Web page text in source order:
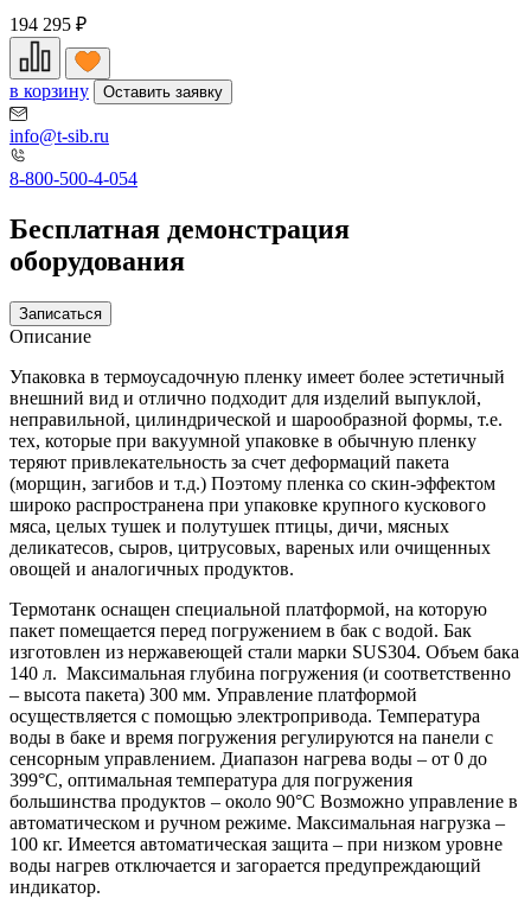
194 295 ₽
в корзину Оставить заявку
info@t-sib.ru
8-800-500-4-054
Бесплатная демонстрация
оборудования
Записаться
Описание
Упаковка в термоусадочную пленку имеет более эстетичный
внешний вид и отлично подходит для изделий выпуклой,
неправильной, цилиндрической и шарообразной формы, т.е.
тех, которые при вакуумной упаковке в обычную пленку
теряют привлекательность за счет деформаций пакета
(морщин, загибов и т.д.) Поэтому пленка со скин-эффектом
широко распространена при упаковке крупного кускового
мяса, целых тушек и полутушек птицы, дичи, мясных
деликатесов, сыров, цитрусовых, вареных или очищенных
овощей и аналогичных продуктов.
Термотанк оснащен специальной платформой, на которую
пакет помещается перед погружением в бак с водой. Бак
изготовлен из нержавеющей стали марки SUS304. Объем бака
140 л. Максимальная глубина погружения (и соответственно
– высота пакета) 300 мм. Управление платформой
осуществляется с помощью электропривода. Температура
воды в баке и время погружения регулируются на панели с
сенсорным управлением. Диапазон нагрева воды – от 0 до
399°С, оптимальная температура для погружения
большинства продуктов – около 90°С Возможно управление в
автоматическом и ручном режиме. Максимальная нагрузка –
100 кг. Имеется автоматическая защита – при низком уровне
воды нагрев отключается и загорается предупреждающий
индикатор.